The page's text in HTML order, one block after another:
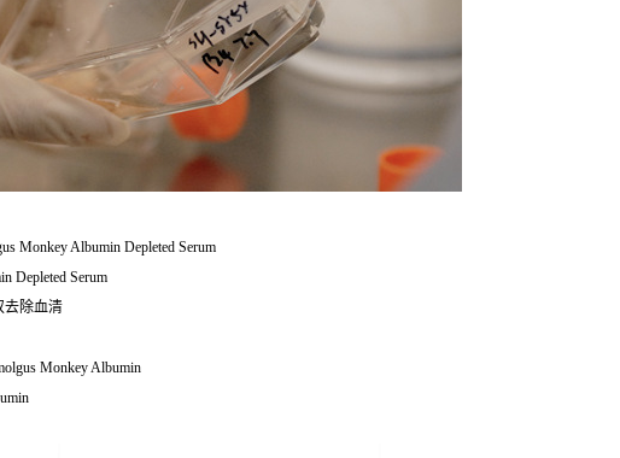
Monkey Albumin Depleted Serum
Depleted Serum
去除血清
Monkey Albumin